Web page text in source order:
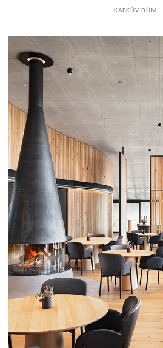
KAFKŮV DŮM